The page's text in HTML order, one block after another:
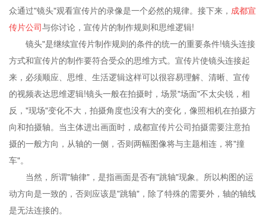
众通过"镜头"观看宣传片的录像是一个必然的规律。接下来， 成都宣
传片公司与你讨论，宣传片的制作规则和思维逻辑!
镜头"是继续宣传片制作规则的条件的统一的重要条件!镜头连接
方式和宣传片的制作要符合受众的思维方式。宣传片使镜头连接起
来，必须顺应、思维、生活逻辑这样可以很容易理解、清晰、宣传
的视频表达思维逻辑!镜头一般在拍摄时，场景"场面"不太尖锐，相
反，"现场"变化不大，拍摄角度也没有大的变化，像照相机在拍摄方
向和拍摄轴。当主体进出画面时，成都宣传片公司拍摄需要注意拍
摄的一般方向，从轴的一侧，否则两幅图像将与主题相连，将"撞
车"。
当然，所谓"轴律"，是指画面是否有"跳轴"现象。所以构图的运
动方向是一致的，否则应该是"跳轴"，除了特殊的需要外，轴的轴线
是无法连接的。